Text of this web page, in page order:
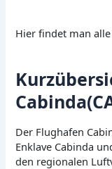
Hier findet man
Der Flughafen
Enklave Cabinda
den regionalen